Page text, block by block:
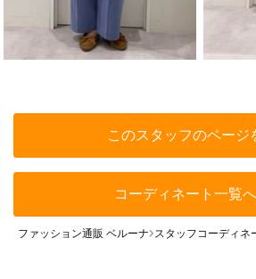
このスタッフのページ
コーディネート一覧
ファッション通販 ベルーナ スタッフコーディネ